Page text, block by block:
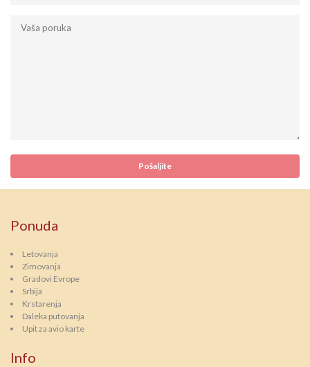
Ponuda
Letovanja
Zimovanja
Gradovi Evrope
Srbija
Krstarenja
Daleka putovanja
Upit za avio karte
Info